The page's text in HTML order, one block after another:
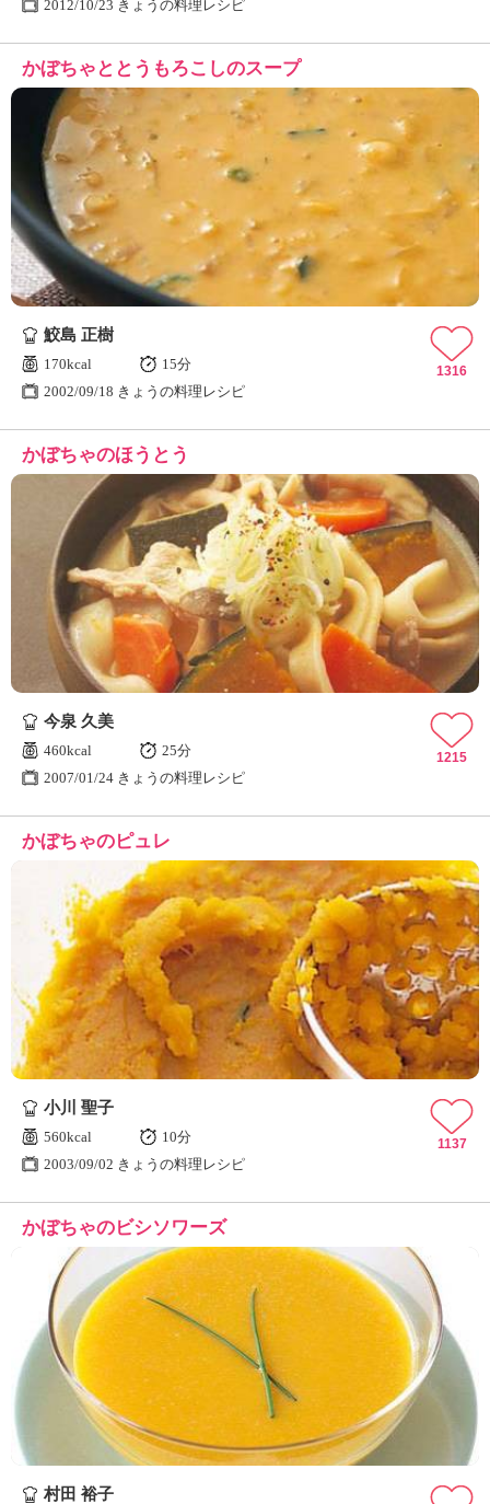
2012/10/23 きょうの料理レシピ
かぼちゃととうもろこしのスープ
鮫島 正樹
170kcal
15分
2002/09/18 きょうの料理レシピ
1316
かぼちゃのほうとう
今泉 久美
460kcal
25分
2007/01/24 きょうの料理レシピ
1215
かぼちゃのピュレ
小川 聖子
560kcal
10分
2003/09/02 きょうの料理レシピ
1137
かぼちゃのビシソワーズ
村田 裕子